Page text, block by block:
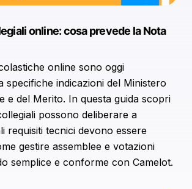
online: cosa prevede la Nota
online sono oggi
specifiche indicazioni del Ministero
e del Merito. In questa guida scopri
possono deliberare a
requisiti tecnici devono essere
gestire assemblee e votazioni
semplice e conforme con Camelot.